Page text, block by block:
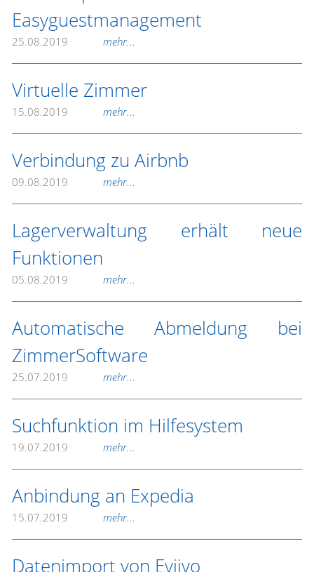
Easyguestmanagement
25.08.2019 mehr...
Virtuelle Zimmer
15.08.2019 mehr...
Verbindung zu Airbnb
09.08.2019 mehr...
Lagerverwaltung erhält neue
Funktionen
05.08.2019 mehr...
Automatische Abmeldung bei
ZimmerSoftware
25.07.2019 mehr...
Suchfunktion im Hilfesystem
19.07.2019 mehr...
Anbindung an Expedia
15.07.2019 mehr...
Datenimport von Eviivo